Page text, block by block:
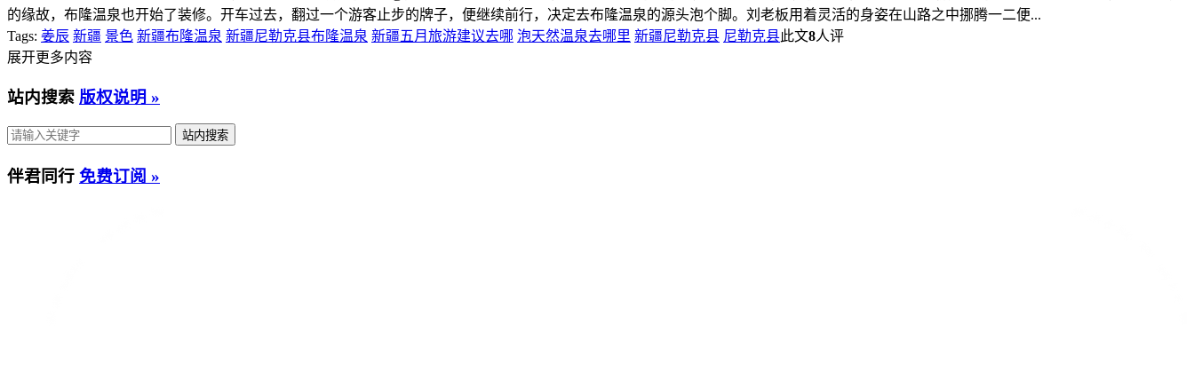
的缘故，布隆温泉也开始了装修。开车过去，翻过一个游客止步的牌子，便继续前行，决定去布隆温泉的源头泡个脚。刘老板用着灵活的身姿在山路之中挪腾一二便...
Tags: 姜辰 新疆 景色 新疆布隆温泉 新疆尼勒克县布隆温泉 新疆五月旅游建议去哪 泡天然温泉去哪里 新疆尼勒克县 尼勒克县此文8人评
展开更多内容
站内搜索 版权说明 »
伴君同行 免费订阅 »